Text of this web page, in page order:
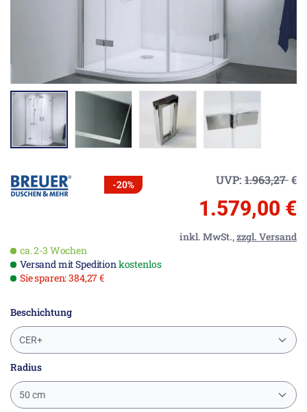
-20% UVP: 1.963,27€
1.579,00 €
inkl. MwSt.,zzgl. Versand
ca. 2-3 Wochen
Versand mit Speditionkostenlos
Sie sparen: 384,27 €
Beschichtung
CER+
Radius
50 cm